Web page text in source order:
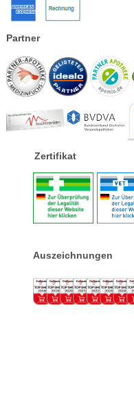
Partner
Zertifikat
Auszeichnungen